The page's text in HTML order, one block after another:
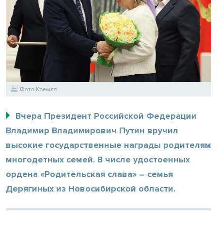
Фото Кремля
Вчера Президент Российской Федерации
Владимир Владимирович Путин вручил
высокие государственные награды родителям
многодетных семей. В числе удостоенных
ордена «Родительская слава» – семья
Дерягиных из Новосибирской области.